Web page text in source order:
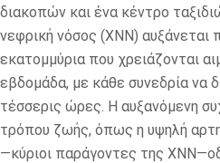
διακοπών και ένα κέντρο
νεφρική νόσος (ΧΝΝ) αυξάνεται
εκατομμύρια που χρειάζονται
εβδομάδα, με κάθε συνεδρία να
τέσσερις ώρες. Η αυξανόμενη
τρόπου ζωής, όπως η υψηλή
—κύριοι παράγοντες της